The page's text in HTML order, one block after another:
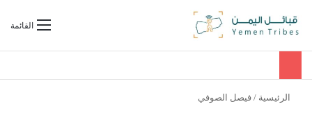
القائمةبحث عن
الرئيسية / فيصل الصوفي